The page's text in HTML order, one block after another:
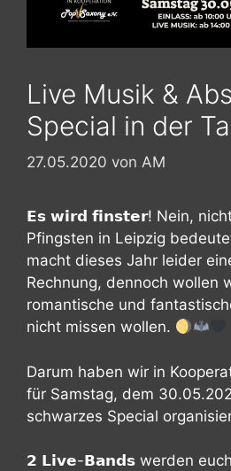
Live Musik &
Special in der
27.05.2020 von AM
𝗘𝘀 𝘄𝗶𝗿𝗱 𝗳𝗶𝗻𝘀𝘁𝗲𝗿! Nein,
Pfingsten in Leipzig
macht dieses Jahr leider
Rechnung, dennoch wollen
romantische und
nicht missen wollen.
Darum haben wir in
für Samstag, dem
schwarzes Special
𝟮 𝗟𝗶𝘃𝗲-𝗕𝗮𝗻𝗱𝘀 werden